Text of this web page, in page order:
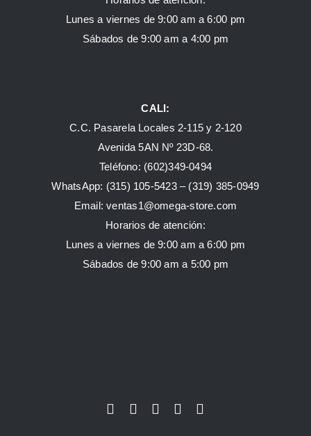
Lunes a viernes de 9:00 am a 6:00 pm
Sábados de 9:00 am a 4:00 pm
CALI:
C.C. Pasarela Locales 2-115 y 2-120
Avenida 5AN Nº 23D-68.
Teléfono: (602)349-0494
WhatsApp: (315) 105-5423 – (319) 385-0949
Email:ventas1@omega-store.com
Horarios de atención:
Lunes a viernes de 9:00 am a 6:00 pm
Sábados de 9:00 am a 5:00 pm